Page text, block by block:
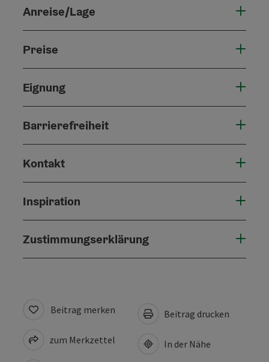
Anreise/Lage
Preise
Eignung
Barrierefreiheit
Kontakt
Inspiration
Zustimmungserklärung
Beitrag merken
zum Merkzettel
Beitrag drucken
In der Nähe